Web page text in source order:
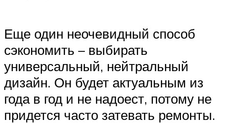
Еще один неочевидный способ
сэкономить – выбирать
универсальный, нейтральный
дизайн. Он будет актуальным из
года в год и не надоест, потому не
придется часто затевать ремонты.